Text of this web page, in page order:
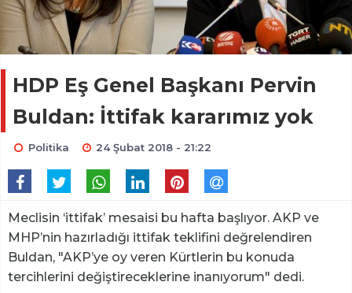
HDP Eş Genel Başkanı Pervin
Buldan: İttifak kararımız yok
Politika 24 Şubat 2018 - 21:22
Meclisin ‘ittifak’ mesaisi bu hafta başlıyor. AKP ve
MHP’nin hazırladığı ittifak teklifini değrelendiren
Buldan, "AKP’ye oy veren Kürtlerin bu konuda
tercihlerini değiştireceklerine inanıyorum" dedi.